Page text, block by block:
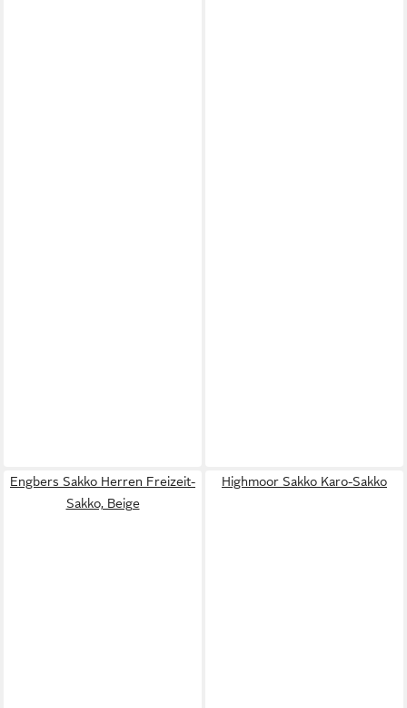
Engbers Sakko Herren Freizeit-
Sakko, Beige
Highmoor Sakko Karo-Sakko